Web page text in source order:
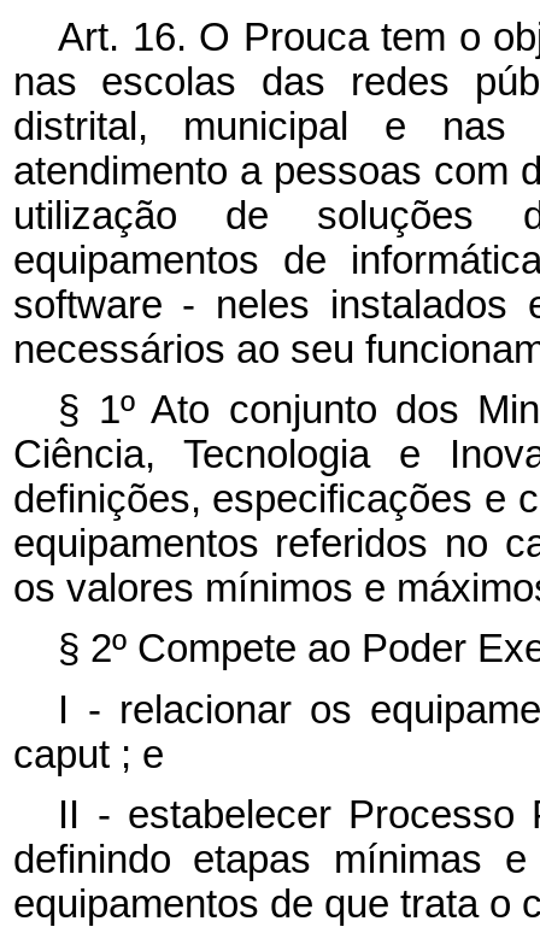
Art. 16. O Prouca tem o
nas escolas das redes
distrital, municipal e
atendimento a pessoas com
utilização de soluções
equipamentos de
software - neles instalados
necessários ao seu
§ 1º Ato conjunto dos
Ciência, Tecnologia e
definições, especificações e
equipamentos referidos no
os valores mínimos e
§ 2º Compete ao Poder
I - relacionar os
caput ; e
II - estabelecer Processo
definindo etapas mínimas
equipamentos de que trata o